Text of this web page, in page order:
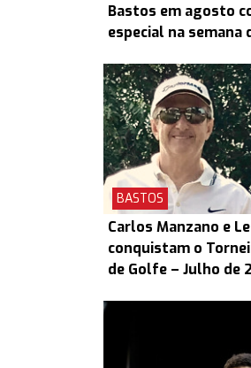
Bastos em agosto
especial na semana
BASTOS
Carlos Manzano e
conquistam o
de Golfe – Julho de